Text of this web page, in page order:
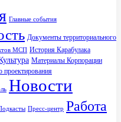
Главные события
Документы территориального
МСП История Карабулака
Материалы Корпорации
проектирования
Новости
Пресс-центр Работа